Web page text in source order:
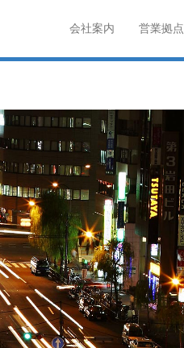
メインメニュー
コンテンツへスキップ
会社案内 営業拠点